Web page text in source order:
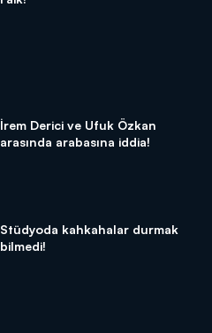
İrem Derici ve Ufuk Özkan
arasında arabasına iddia!
Stüdyoda kahkahalar durmak
bilmedi!